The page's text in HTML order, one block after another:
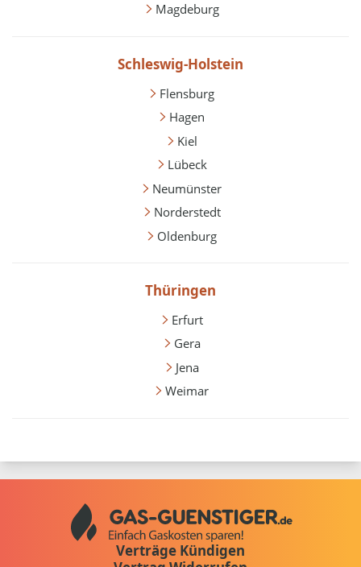
Magdeburg
Schleswig-Holstein
Flensburg
Hagen
Kiel
Lübeck
Neumünster
Norderstedt
Oldenburg
Thüringen
Erfurt
Gera
Jena
Weimar
Verträge Kündigen